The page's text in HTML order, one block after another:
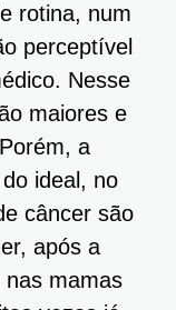
rotina, num
perceptível
Nesse
maiores e
a
ideal, no
câncer são
após a
nas mamas